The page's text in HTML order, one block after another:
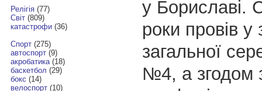
Релігія(77)
Світ(809)
катастрофи(36)
Спорт(275)
автоспорт(9)
акробатика(18)
баскетбол (29)
бокс (14)
велоспорт(10)
у Бориславі.
роки провів у
загальної
№4, а згодом